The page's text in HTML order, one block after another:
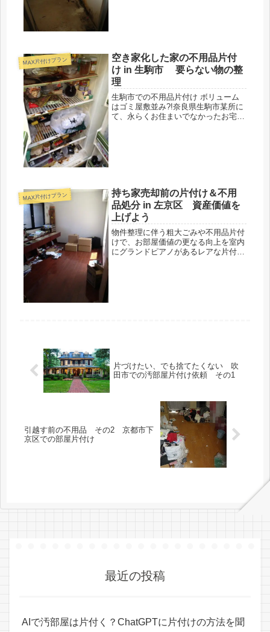
MAX片付けプラン
空き家化した家の不用品片付
け in 生駒市 要らない物の整
理
生駒市での不用品片付け ボリューム
はゴミ屋敷並み?!奈良県生駒市某所に
て、永らくお住まいでなかったお宅の
MAX片付けプラン
持ち家売却前の片付け＆不用
品処分 in 左京区 資産価値を
上げよう
物件整理に伴う粗大ごみや不用品片付
けで、お部屋価値の更なる向上を室内
にグランドピアノがあるレアな片付け
片づけたい、でも捨てたくない 吹
田市での汚部屋片付け依頼 その1
引越す前の不用品 その2 京都市下
京区での部屋片付け
最近の投稿
AIで汚部屋は片付く？ChatGPTに片付けの方法を聞